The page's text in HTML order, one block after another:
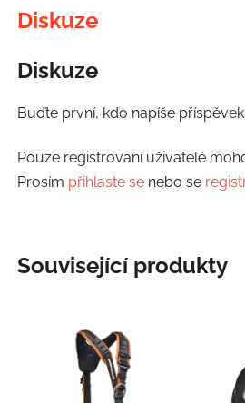
Diskuze
Diskuze
Buďte první, kdo napíše
Pouze registrovaní uživatelé
Prosím přihlaste senebo se
Související produkty